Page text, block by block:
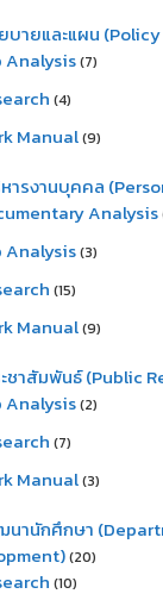
บายและแผน
Analysis(7)
(4)
Manual(9)
ารงานบุคคล
Analysis
Analysis(3)
(15)
Manual(9)
ชาสัมพันธ์ (Public
Analysis(2)
(7)
Manual(3)
านักศึกษา
(20)
(10)